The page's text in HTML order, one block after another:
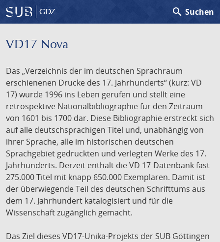
GDZ search Suchen
VD17 Nova
Das „Verzeichnis der im deutschen Sprachraum
erschienenen Drucke des 17. Jahrhunderts“ (kurz: VD
17) wurde 1996 ins Leben gerufen und stellt eine
retrospektive Nationalbibliographie für den Zeitraum
von 1601 bis 1700 dar. Diese Bibliographie erstreckt sich
auf alle deutschsprachigen Titel und, unabhängig von
ihrer Sprache, alle im historischen deutschen
Sprachgebiet gedruckten und verlegten Werke des 17.
Jahrhunderts. Derzeit enthält die VD 17-Datenbank fast
275.000 Titel mit knapp 650.000 Exemplaren. Damit ist
der überwiegende Teil des deutschen Schrifttums aus
dem 17. Jahrhundert katalogisiert und für die
Wissenschaft zugänglich gemacht.
Das Ziel dieses VD17-Unika-Projekts der SUB Göttingen